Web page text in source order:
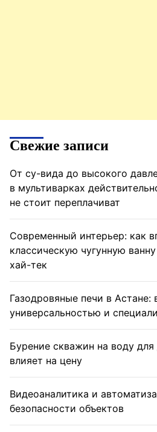
Свежие записи
От су-вида до высокого
в мультиварках
не стоит переплачиват
Современный интерьер: как
классическую чугунную
хай-тек
Газодровяные печи в
универсальностью и
Бурение скважин на воду
влияет на цену
Видеоаналитика и
безопасности объектов